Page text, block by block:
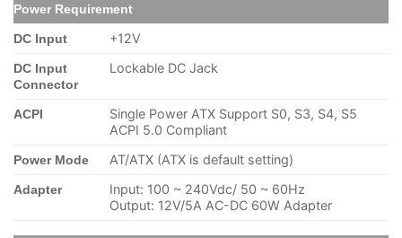
Power Requirement
DC Input +12V
DC Input
Connector
Lockable DC Jack
ACPI
Single Power ATX Support S0, S3, S4, S5
ACPI 5.0 Compliant
Power Mode AT/ATX (ATX is default setting)
Adapter
Input: 100 ~ 240Vdc/ 50 ~ 60Hz
Output: 12V/5A AC-DC 60W Adapter